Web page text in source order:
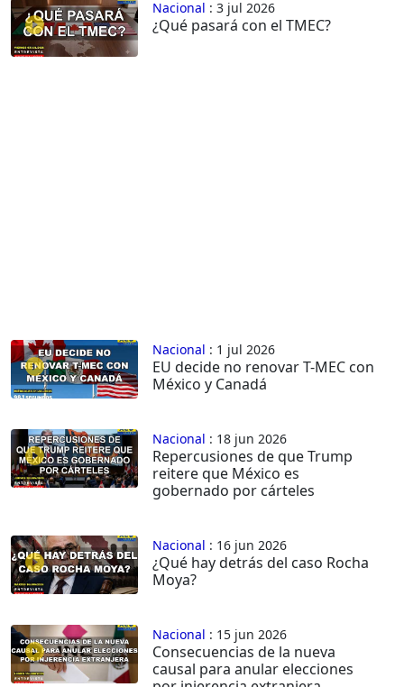
Nacional : 3 jul 2026
¿Qué pasará con el TMEC?
Nacional : 1 jul 2026
EU decide no renovar T-MEC con
México y Canadá
Nacional : 18 jun 2026
Repercusiones de que Trump
reitere que México es
gobernado por cárteles
Nacional : 16 jun 2026
¿Qué hay detrás del caso Rocha
Moya?
Nacional : 15 jun 2026
Consecuencias de la nueva
causal para anular elecciones